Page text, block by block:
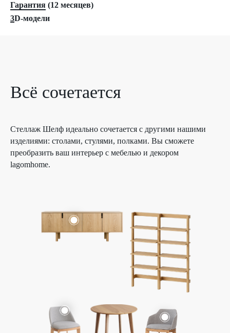
Гарантия (12 месяцев)
3D-модели
Всё сочетается
Стеллаж Шелф идеально сочетается с другими нашими
изделиями: столами, стулями, полками. Вы сможете
преобразить ваш интерьер с мебелью и декором
lagomhome.